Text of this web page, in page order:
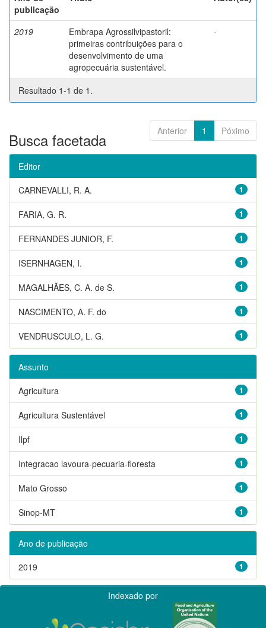
publicação
2019
Embrapa Agrossilvipastoril:
primeiras contribuições para o
desenvolvimento de uma
agropecuária sustentável.
-
Resultado 1-1 de 1.
Anterior 1 Póximo
Busca facetada
Editor
1
CARNEVALLI, R. A.
1
FARIA, G. R.
1
FERNANDES JUNIOR, F.
1
ISERNHAGEN, I.
1
MAGALHÃES, C. A. de S.
1
NASCIMENTO, A. F. do
1
VENDRUSCULO, L. G.
Assunto
1
Agricultura
1
Agricultura Sustentável
1
Ilpf
1
Integracao lavoura-pecuaria-floresta
1
Mato Grosso
1
Sinop-MT
Ano de publicação
1
2019
Indexado por